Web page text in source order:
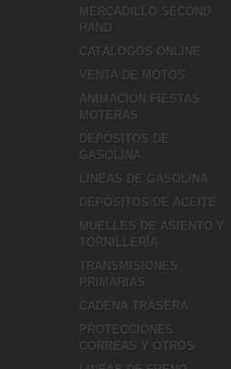
MERCADILLO SECOND
HAND
CATÁLOGOS ONLINE
VENTA DE MOTOS
ANIMACIÓN FIESTAS
MOTERAS
DEPÓSITOS DE
GASOLINA
LINEAS DE GASOLINA
DEPÓSITOS DE ACEITE
MUELLES DE ASIENTO Y
TORNILLERÍA
TRANSMISIONES
PRIMARIAS
CADENA TRASERA
PROTECCIONES
CORREAS Y OTROS